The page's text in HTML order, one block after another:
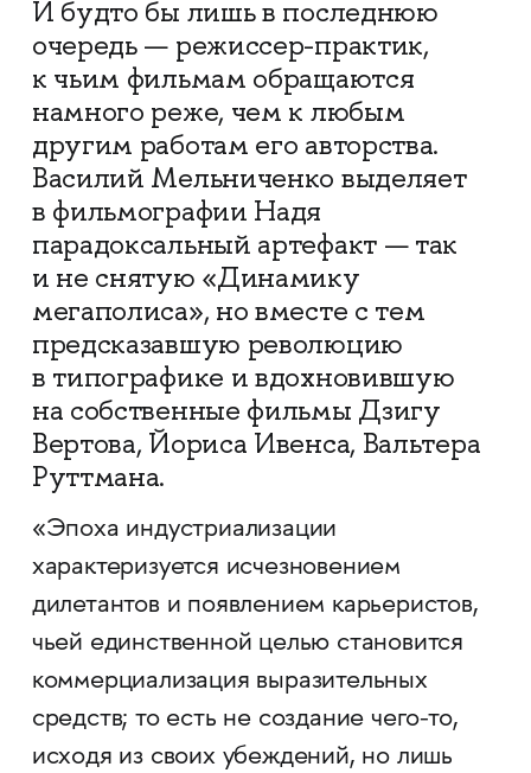
И будто бы лишь в последнюю
очередь — режиссер-практик,
к чьим фильмам обращаются
намного реже, чем к любым
другим работам его авторства.
Василий Мельниченко выделяет
в фильмографии Надя
парадоксальный артефакт — так
и не снятую «Динамику
мегаполиса», но вместе с тем
предсказавшую революцию
в типографике и вдохновившую
на собственные фильмы Дзигу
Вертова, Йориса Ивенса, Вальтера
Руттмана.
«Эпоха индустриализации
характеризуется исчезновением
дилетантов и появлением карьеристов,
чьей единственной целью становится
коммерциализация выразительных
средств; то есть не создание чего-то,
исходя из своих убеждений, но лишь